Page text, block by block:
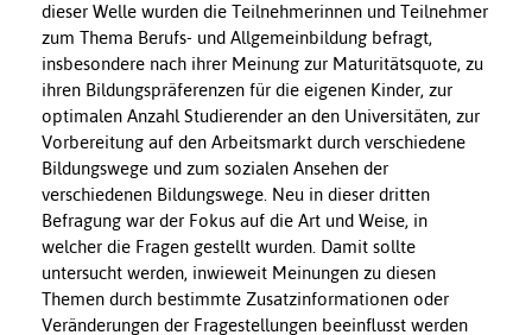
dieser Welle wurden die Teilnehmerinnen und Teilnehmer
zum Thema Berufs- und Allgemeinbildung befragt,
insbesondere nach ihrer Meinung zur Maturitätsquote, zu
ihren Bildungspräferenzen für die eigenen Kinder, zur
optimalen Anzahl Studierender an den Universitäten, zur
Vorbereitung auf den Arbeitsmarkt durch verschiedene
Bildungswege und zum sozialen Ansehen der
verschiedenen Bildungswege. Neu in dieser dritten
Befragung war der Fokus auf die Art und Weise, in
welcher die Fragen gestellt wurden. Damit sollte
untersucht werden, inwieweit Meinungen zu diesen
Themen durch bestimmte Zusatzinformationen oder
Veränderungen der Fragestellungen beeinflusst werden